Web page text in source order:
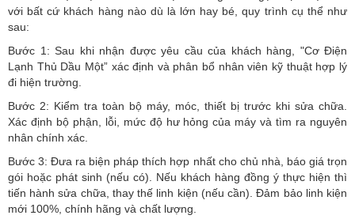
với bất cứ khách hàng nào dù là lớn hay bé, quy trình cụ thể như
sau:
Bước 1: Sau khi nhận được yêu cầu của khách hàng, "Cơ Điện
Lạnh Thủ Dầu Một” xác định và phân bổ nhân viên kỹ thuật hợp lý
đi hiện trường.
Bước 2: Kiểm tra toàn bộ máy, móc, thiết bị trước khi sửa chữa.
Xác định bộ phận, lỗi, mức độ hư hỏng của máy và tìm ra nguyên
nhân chính xác.
Bước 3: Đưa ra biện pháp thích hợp nhất cho chủ nhà, báo giá trọn
gói hoặc phát sinh (nếu có). Nếu khách hàng đồng ý thực hiện thì
tiến hành sửa chữa, thay thế linh kiện (nếu cần). Đảm bảo linh kiện
mới 100%, chính hãng và chất lượng.